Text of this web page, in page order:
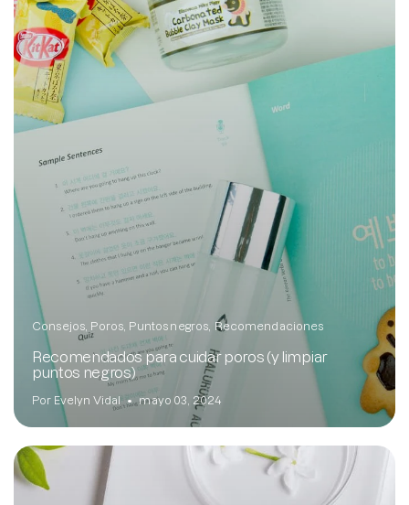
Protector Solar en Barra No.1
Parche para granitos
Rastrear mi Pedido
Parches para granitos internos
Parches para manchitas pos acné
Consejos Poros Puntos negros Recomendaciones
Recomendados para cuidar poros (y limpiar
puntos negros)
Por Evelyn Vidal mayo 03, 2024